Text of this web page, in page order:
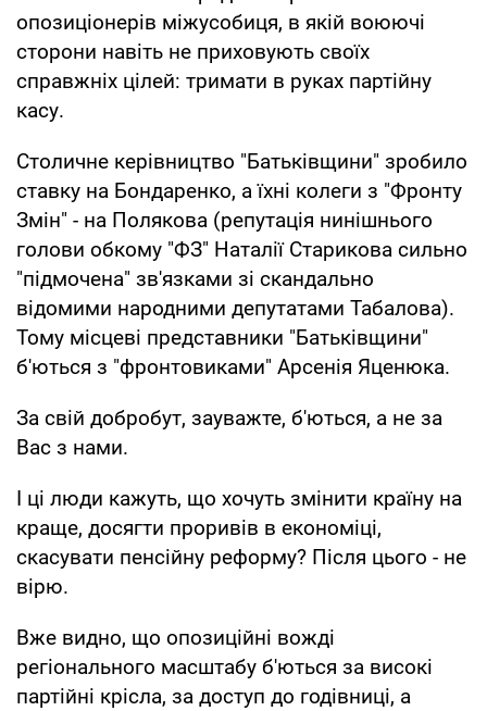
опозиціонерів міжусобиця, в якій воюючі
сторони навіть не приховують своїх
справжніх цілей: тримати в руках партійну
касу.
Столичне керівництво "Батьківщини" зробило
ставку на Бондаренко, а їхні колеги з "Фронту
Змін" - на Полякова (репутація нинішнього
голови обкому "ФЗ" Наталії Старикова сильно
"підмочена" зв'язками зі скандально
відомими народними депутатами Табалова).
Тому місцеві представники "Батьківщини"
б'ються з "фронтовиками" Арсенія Яценюка.
За свій добробут, зауважте, б'ються, а не за
Вас з нами.
І ці люди кажуть, що хочуть змінити країну на
краще, досягти проривів в економіці,
скасувати пенсійну реформу? Після цього - не
вірю.
Вже видно, що опозиційні вожді
регіонального масштабу б'ються за високі
партійні крісла, за доступ до годівниці, а